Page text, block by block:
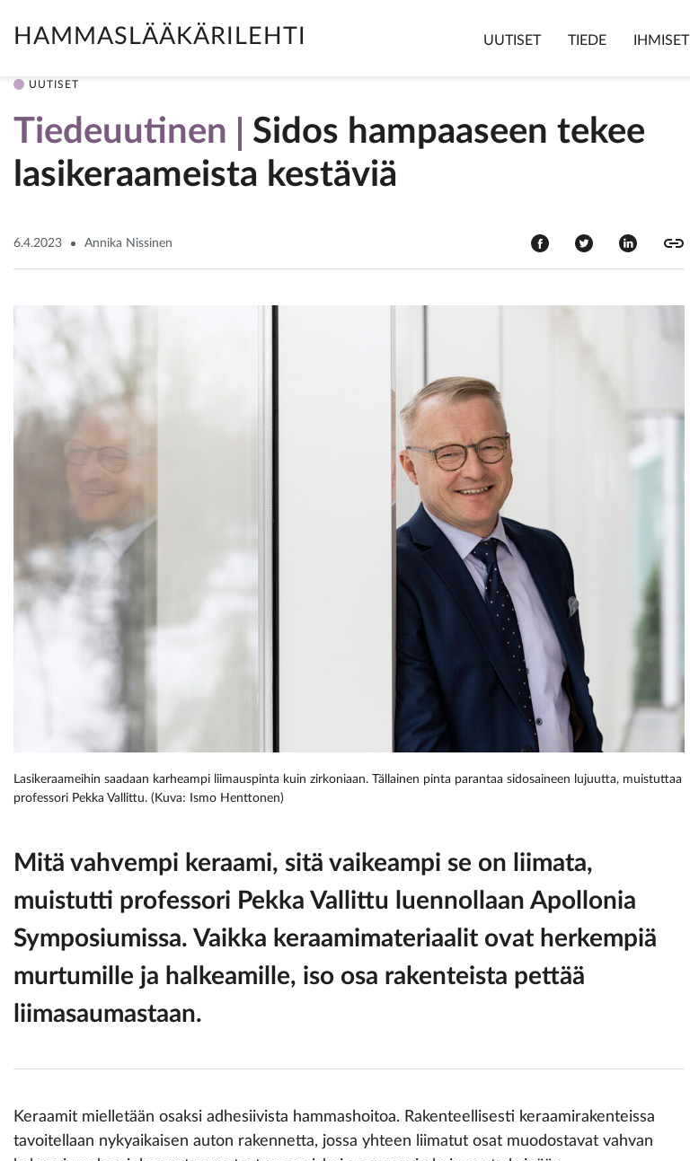
HAMMASLÄÄKÄRILEHTI UUTISET TIEDE IHMISET
UUTISET
Tiedeuutinen
Sidos hampaaseen tekee
lasikeraameista kestäviä
6.4.2023 Annika Nissinen
Lasikeraameihin saadaan karheampi liimauspinta kuin zirkoniaan. Tällainen pinta parantaa sidosaineen lujuutta, muistuttaa
professori Pekka Vallittu. (Kuva: Ismo Henttonen)
Mitä vahvempi keraami, sitä vaikeampi se on liimata,
muistutti professori Pekka Vallittu luennollaan Apollonia
Symposiumissa. Vaikka keraamimateriaalit ovat herkempiä
murtumille ja halkeamille, iso osa rakenteista pettää
liimasaumastaan.
Keraamit mielletään osaksi adhesiivista hammashoitoa. Rakenteellisesti keraamirakenteissa
tavoitellaan nykyaikaisen auton rakennetta, jossa yhteen liimatut osat muodostavat vahvan